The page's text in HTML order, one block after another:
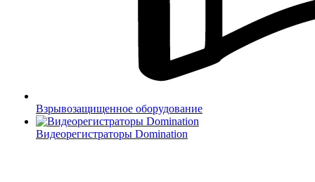
Взрывозащищенное оборудование
Видеорегистраторы Domination